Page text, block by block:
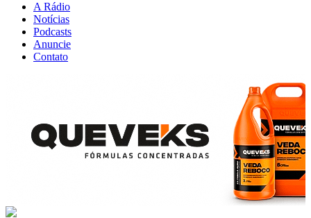
A Rádio
Notícias
Podcasts
Anuncie
Contato